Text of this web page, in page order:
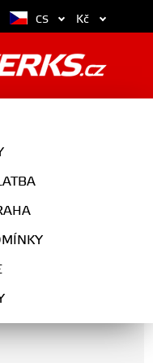
CS Kč
filtr
AUDI
Porsche
Bentley